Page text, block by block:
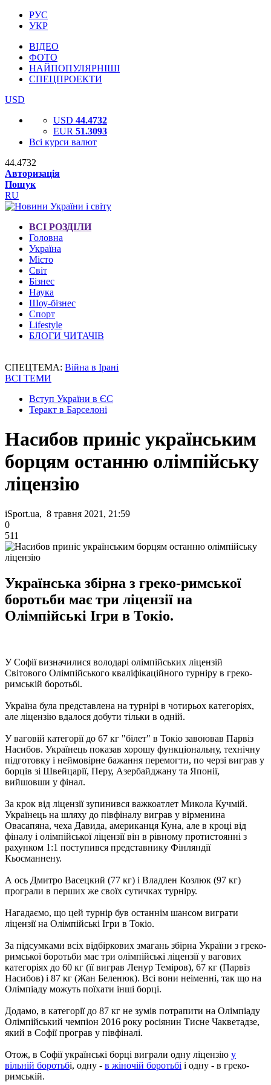
РУС
УКР
ВІДЕО
ФОТО
НАЙПОПУЛЯРНІШІ
СПЕЦПРОЕКТИ
USD
USD 44.4732
EUR 51.3093
Всі курси валют
44.4732
Авторизація
Пошук
RU
ВСІ РОЗДІЛИ
Головна
Україна
Місто
Світ
Бізнес
Наука
Шоу-бізнес
Спорт
Lifestyle
БЛОГИ ЧИТАЧІВ
СПЕЦТЕМА: Війна в Ірані
ВСІ ТЕМИ
Вступ України в ЄС
Теракт в Барселоні
Насибов приніс українським
борцям останню олімпійську
ліцензію
iSport.ua, 8 травня 2021, 21:59
0
511
Українська збірна з греко-римської
боротьби має три ліцензії на
Олімпійські Ігри в Токіо.
У Софії визначилися володарі олімпійських ліцензій
Світового Олімпійського кваліфікаційного турніру в греко-
римській боротьбі.
Україна була представлена ​​на турнірі в чотирьох категоріях,
але ліцензію вдалося добути тільки в одній.
У ваговій категорії до 67 кг "білет" в Токіо завоював Парвіз
Насибов. Українець показав хорошу функціональну, технічну
підготовку і неймовірне бажання перемогти, по черзі виграв у
борців зі Швейцарії, Перу, Азербайджану та Японії,
вийшовши у фінал.
За крок від ліцензії зупинився важкоатлет Микола Кучмій.
Українець на шляху до півфіналу виграв у вірменина
Овасапяна, чеха Давида, американця Куна, але в кроці від
фіналу і олімпійської ліцензії він в рівному протистоянні з
рахунком 1:1 поступився представнику Фінляндії
Кьосманнену.
А ось Дмитро Васецкий (77 кг) і Владлен Козлюк (97 кг)
програли в перших же своїх сутичках турніру.
Нагадаємо, що цей турнір був останнім шансом виграти
ліцензії на Олімпійські Ігри в Токіо.
За підсумками всіх відбіркових змагань збірна України з греко-
римської боротьби має три олімпійські ліцензії у вагових
категоріях до 60 кг (її виграв Ленур Теміров), 67 кг (Парвіз
Насибов) і 87 кг (Жан Беленюк). Всі вони неіменні, так що на
Олімпіаду можуть поїхати інші борці.
Додамо, в категорії до 87 кг не зумів потрапити на Олімпіаду
Олімпійський чемпіон 2016 року росіянин Тисне Чакветадзе,
який в Софії програв у півфіналі.
Отож, в Софії українські борці виграли одну ліцензію у
вільній боротьбі, одну - в жіночій боротьбі і одну - в греко-
римській.